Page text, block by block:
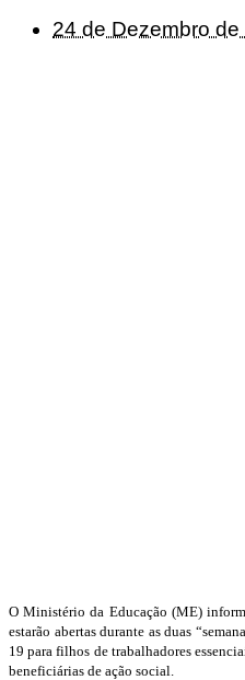
24 de Dezembro de
O Ministério da Educação (ME)
estarão abertas durante as duas
19 para filhos de trabalhadores
beneficiárias de ação social.